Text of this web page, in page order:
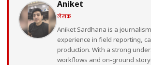
Aniket
लेखक
Aniket Sardhana is a
experience in field reporting,
production. With a strong
workflows and on-ground